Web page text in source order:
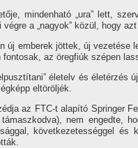
min­denható „ura” lett,
a „nagyok” közül, hogy
új embe­rek jöttek, új vezetése
az öregfiúk szépen
életelv és életérzés
eltöröljék.
az FTC-t alapí­tó Springer
nem engedte,
következetességgel